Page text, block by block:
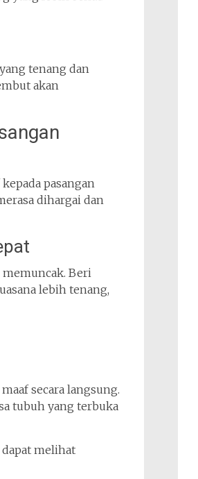
tenang dan
akan
pasangan
dihargai dan
memuncak. Beri
lebih tenang,
secara langsung.
tubuh yang terbuka
melihat